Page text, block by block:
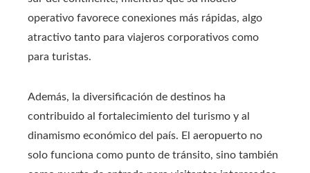
operativo favorece conexiones más rápidas, algo
atractivo tanto para viajeros corporativos como
para turistas.
Además, la diversificación de destinos ha
contribuido al fortalecimiento del turismo y al
dinamismo económico del país. El aeropuerto no
solo funciona como punto de tránsito, sino también